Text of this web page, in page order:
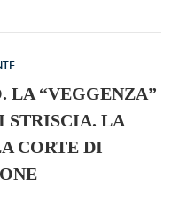
LA “VEGGENZA”
STRISCIA. LA
CORTE DI